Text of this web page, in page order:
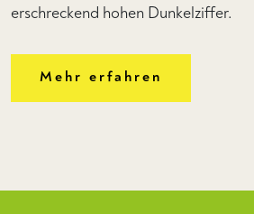
erschreckend hohen Dunkelziffer.
Mehr erfahren